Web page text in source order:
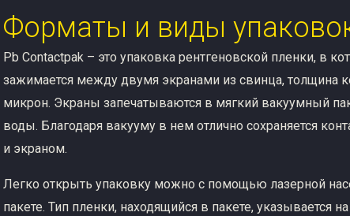
Форматы и виды
Pb Contactpak – это упаковка рентгеновской пленки, в
зажимается между двумя экранами из свинца, толщина
микрон. Экраны запечатываются в мягкий вакуумный
воды. Благодаря вакууму в нем отлично сохраняется
и экраном.
Легко открыть упаковку можно с помощью лазерной
пакете. Тип пленки, находящийся в пакете, указывается